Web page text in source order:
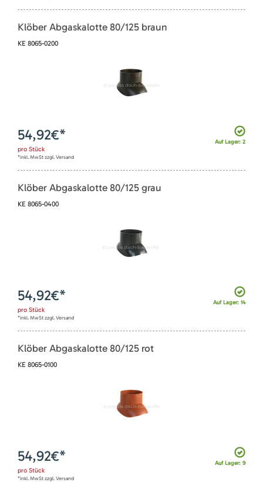
Klöber Abgaskalotte 80/125 braun
KE 8065-0200
Auf Lager: 2
54,92€*
pro Stück
*inkl. MwSt zzgl. Versand
Klöber Abgaskalotte 80/125 grau
KE 8065-0400
Auf Lager: 14
54,92€*
pro Stück
*inkl. MwSt zzgl. Versand
Klöber Abgaskalotte 80/125 rot
KE 8065-0100
Auf Lager: 9
54,92€*
pro Stück
*inkl. MwSt zzgl. Versand